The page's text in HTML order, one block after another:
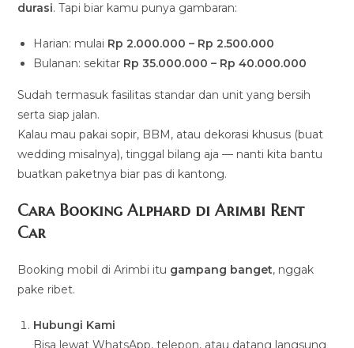
durasi. Tapi biar kamu punya gambaran:
Harian: mulai Rp 2.000.000 – Rp 2.500.000
Bulanan: sekitar Rp 35.000.000 – Rp 40.000.000
Sudah termasuk fasilitas standar dan unit yang bersih
serta siap jalan.
Kalau mau pakai sopir, BBM, atau dekorasi khusus (buat
wedding misalnya), tinggal bilang aja — nanti kita bantu
buatkan paketnya biar pas di kantong.
Cara Booking Alphard di Arimbi Rent
Car
Booking mobil di Arimbi itu gampang banget, nggak
pake ribet.
Hubungi Kami
Bisa lewat WhatsApp, telepon, atau datang langsung